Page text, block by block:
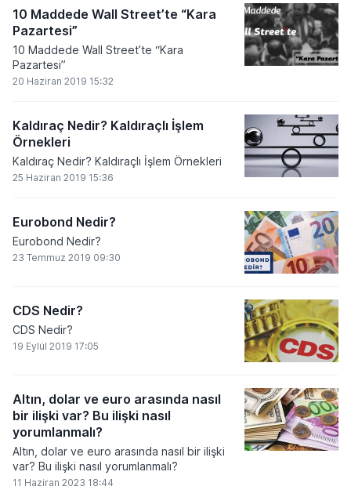
10 Maddede Wall Street’te “Kara
Pazartesi”
10 Maddede Wall Street’te “Kara
Pazartesi”
20 Haziran 2019 15:32
Kaldıraç Nedir? Kaldıraçlı İşlem
Örnekleri
Kaldıraç Nedir? Kaldıraçlı İşlem Örnekleri
25 Haziran 2019 15:36
Eurobond Nedir?
Eurobond Nedir?
23 Temmuz 2019 09:30
CDS Nedir?
CDS Nedir?
19 Eylül 2019 17:05
Altın, dolar ve euro arasında nasıl
bir ilişki var? Bu ilişki nasıl
yorumlanmalı?
Altın, dolar ve euro arasında nasıl bir ilişki
var? Bu ilişki nasıl yorumlanmalı?
11 Haziran 2023 18:44